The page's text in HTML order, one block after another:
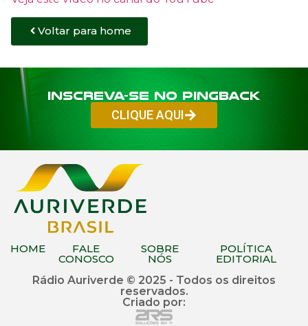
Voltar para home
Inscreva-se no PINGBACK
CLIQUE AQUI
HOME FALE
CONOSCO
SOBRE
NÓS
POLÍTICA
EDITORIAL
Rádio Auriverde © 2025 - Todos os direitos
reservados.
Criado por: